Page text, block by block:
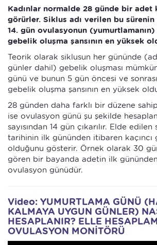
Kadınlar normalde 28 günde bir adet
görürler. Siklus adı verilen bu
14. gün ovulasyonun
gebelik oluşma şansının en yüksek
Teorik olarak siklusun her gününde
günler dahil) gebelik oluşması
günü ve bunun 5 gün öncesi ve
gebelik oluşma şansının en yüksek
28 günden daha farklı bir düzene
ise ovulasyon günü şu şekilde
sayısından 14 gün çıkarılır. Elde edilen
tarihinin ilk gününden itibaren kaçıncı
olduğunu gösterir. Örnek olarak 30
gören bir bayanda adetin ilk
ovulasyon günüdür.
Video: YUMURTLAMA GÜNÜ
KALMAYA UYGUN GÜNLER)
HESAPLANIR? ELLE
OVULASYON MONİTÖRÜ